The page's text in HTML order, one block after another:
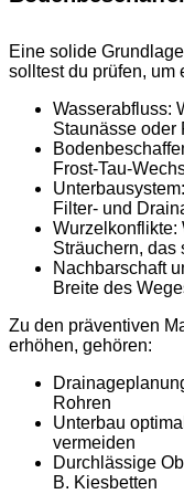
Eine solide
solltest du prüfen,
Wasserabfluss:
Staunässe oder
Frost-Tau-
Filter- und
Wurzelkonflikte:
Sträuchern, das
Nachbarschaft
Breite des
Zu den präventiven
erhöhen, gehören:
Rohren
Unterbau
vermeiden
Durchlässige
B. Kiesbetten